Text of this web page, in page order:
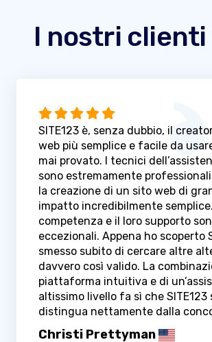
I nostri
SITE123 è, senza dubbio, il
web più semplice e facile da
mai provato. I tecnici
sono estremamente
la creazione di un sito web di
impatto incredibilmente
competenza e il loro supporto
eccezionali. Appena ho scoperto
smesso subito di cercare altre
davvero così valido. La
piattaforma intuitiva e di
altissimo livello fa sì che SITE123
distingua nettamente dalla
Christi Prettyman